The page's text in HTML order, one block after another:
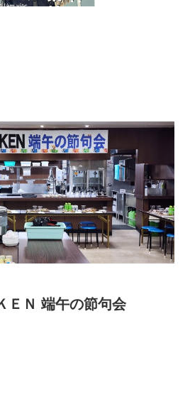
ＥＮ 端午の節句会